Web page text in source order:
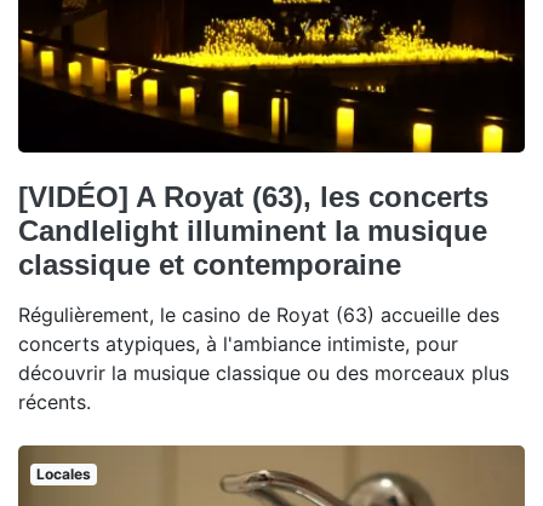
[VIDÉO] A Royat (63), les concerts
Candlelight illuminent la musique
classique et contemporaine
Régulièrement, le casino de Royat (63) accueille des
concerts atypiques, à l'ambiance intimiste, pour
découvrir la musique classique ou des morceaux plus
récents.
Locales